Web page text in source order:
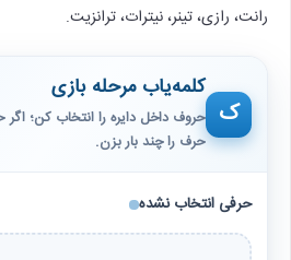
رانت، رازی، تینر، نیترات، ترانزیت.
ک
کلمه‌یاب مرحله بازی
حروف داخل دایره را انتخاب کن؛
حرف را چند بار بزن.
حرفی انتخاب نشده